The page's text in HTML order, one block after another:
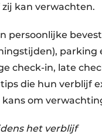
zij kan verwachten.
persoonlijke
parking
check-in, late
die hun verblijf
kans om
het verblijf